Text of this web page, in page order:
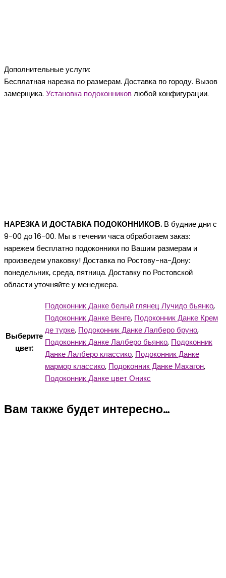
Дополнительные услуги:
Бесплатная нарезка по размерам. Доставка по городу. Вызов
замерщика. Установка подоконниковлюбой конфигурации.
НАРЕЗКА И ДОСТАВКА ПОДОКОННИКОВ. В будние дни с
9-00 до 16-00. Мы в течении часа обработаем заказ:
нарежем бесплатно подоконники по Вашим размерам и
произведем упаковку! Доставка по Ростову-на-Дону:
понедельник, среда, пятница. Доставку по Ростовской
области уточняйте у менеджера.
Выберите
цвет:
Подоконник Данке белый глянец Лучидо бьянко,
Подоконник Данке Венге, Подоконник Данке Крем
де турке, Подоконник Данке Лалберо бруно,
Подоконник Данке Лалберо бьянко, Подоконник
Данке Лалберо классико, Подоконник Данке
мармор классико, Подоконник Данке Махагон,
Подоконник Данке цвет Оникс
Вам также будет интересно…